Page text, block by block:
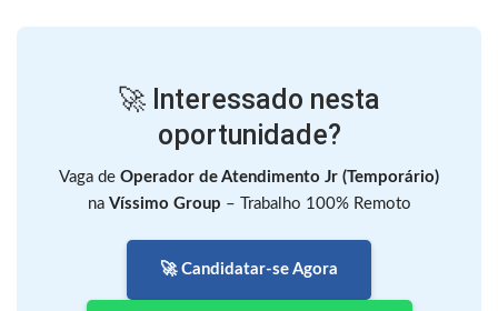
🚀 Interessado nesta
oportunidade?
Vaga de Operador de Atendimento Jr (Temporário)
na Víssimo Group – Trabalho 100% Remoto
🚀 Candidatar-se Agora